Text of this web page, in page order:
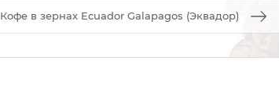
Кофе в зернах Ecuador Galapagos (Эквадор)